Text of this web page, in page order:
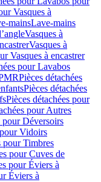
Vasques à
mainsLave-mains
Vasques à
Vasques à
Vasques à encastrer
pour Lavabos
Pièces détachées
Pièces détachées
Pièces détachées pour
pour Autres
pour Déversoirs
Vidoirs
pour Timbres
pour Cuves de
pour Éviers à
Éviers à